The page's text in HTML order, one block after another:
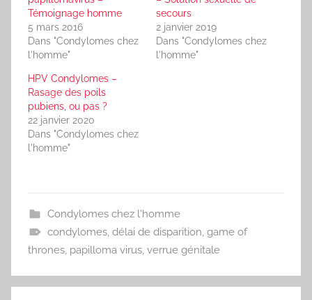
Témoignage homme
5 mars 2016
Dans "Condylomes chez
l'homme"
secours
2 janvier 2019
Dans "Condylomes chez
l'homme"
HPV Condylomes –
Rasage des poils
pubiens, ou pas ?
22 janvier 2020
Dans "Condylomes chez
l'homme"
Condylomes chez l'homme
condylomes, délai de disparition, game of
thrones, papilloma virus, verrue génitale